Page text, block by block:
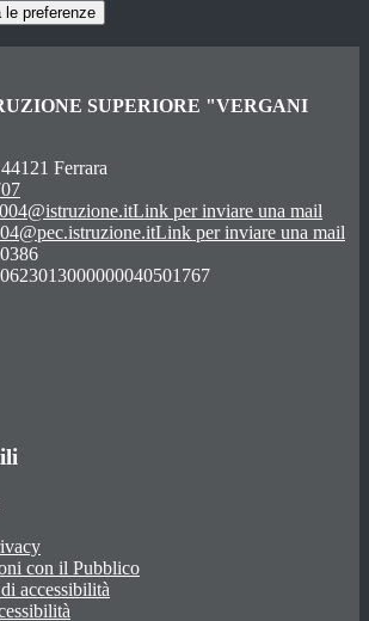
le preferenze
SUPERIORE "VERGANI
Ferrara
Link per inviare una mail
Link per inviare una mail
con il Pubblico
accessibilità